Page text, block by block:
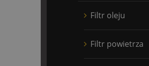
Filtr oleju
Filtr powietrza